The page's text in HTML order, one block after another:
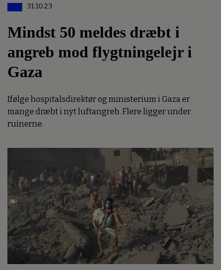
31.10.23
Mindst 50 meldes dræbt i
angreb mod flygtningelejr i
Gaza
Ifølge hospitalsdirektør og ministerium i Gaza er
mange dræbt i nyt luftangreb. Flere ligger under
ruinerne.